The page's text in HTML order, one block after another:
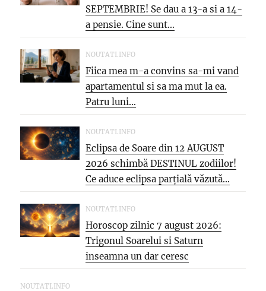
SEPTEMBRIE! Se dau a 13-a si a 14-
a pensie. Cine sunt...
NOUTATI.INFO
Fiica mea m-a convins sa-mi vand
apartamentul si sa ma mut la ea.
Patru luni...
NOUTATI.INFO
Eclipsa de Soare din 12 AUGUST
2026 schimbă DESTINUL zodiilor!
Ce aduce eclipsa parțială văzută...
NOUTATI.INFO
Horoscop zilnic 7 august 2026:
Trigonul Soarelui si Saturn
inseamna un dar ceresc
NOUTATI.INFO